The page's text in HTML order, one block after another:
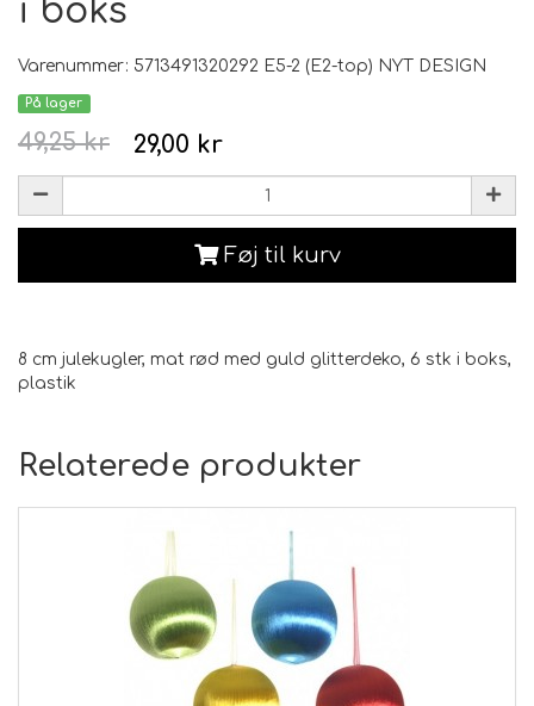
i boks
Varenummer: 5713491320292 E5-2 (E2-top) NYT DESIGN
På lager
29,00 kr
49,25 kr
Føj til kurv
8 cm julekugler, mat rød med guld glitterdeko, 6 stk i boks,
plastik
Relaterede produkter